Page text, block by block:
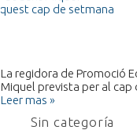
La regidora de Promoció
Miquel prevista per al
Leer mas »
Sin categoría